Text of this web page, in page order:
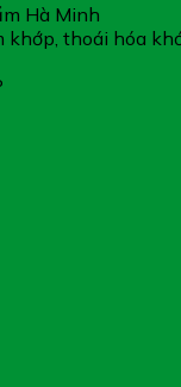
Hà Minh
khớp, thoái hóa